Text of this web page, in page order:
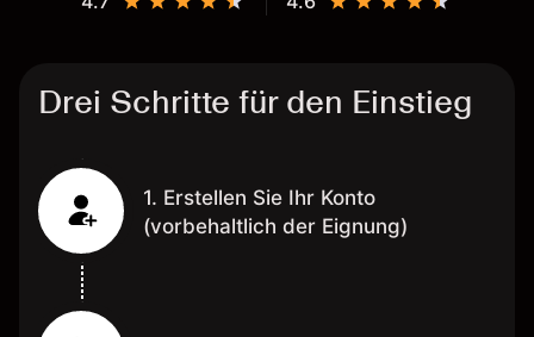
Drei Schritte für den Einstieg
1. Erstellen Sie Ihr Konto
(vorbehaltlich der Eignung)